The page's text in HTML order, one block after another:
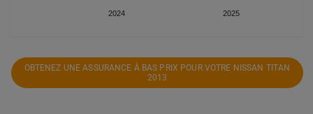
2024 2025
OBTENEZ UNE ASSURANCE À BAS PRIX POUR VOTRE NISSAN TITAN
2013